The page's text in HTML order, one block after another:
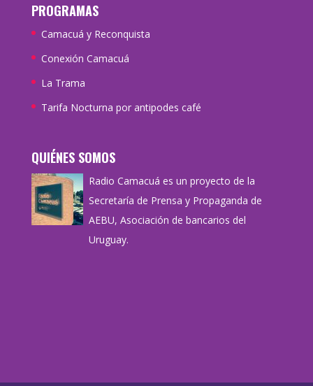
PROGRAMAS
Camacuá y Reconquista
Conexión Camacuá
La Trama
Tarifa Nocturna por antipodes café
QUIÉNES SOMOS
Radio Camacuá es un proyecto de la
Secretaría de Prensa y Propaganda de
AEBU, Asociación de bancarios del
Uruguay.